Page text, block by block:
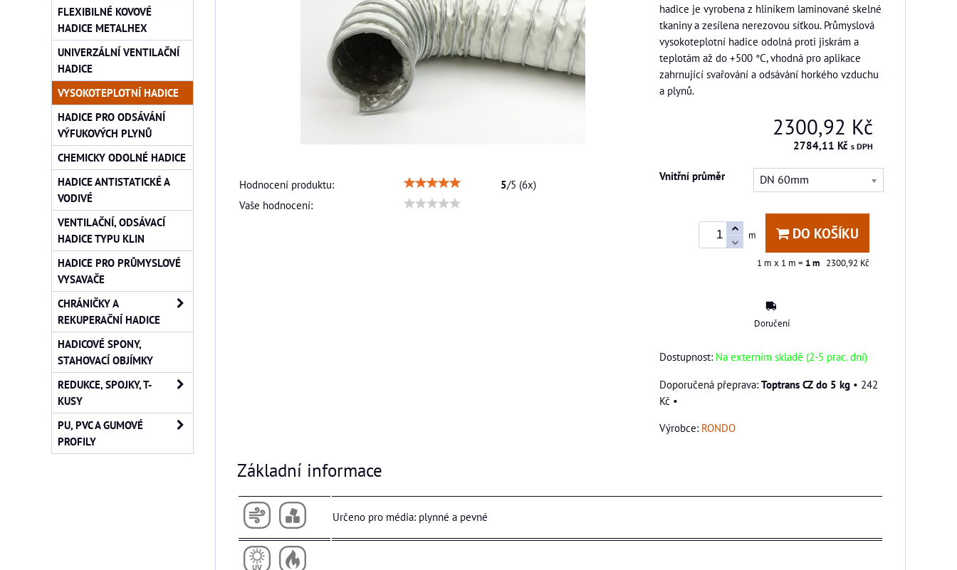
Hodnocení produktu: 5/5 (6x)
Vaše hodnocení:
hadice je vyrobena z hliníkem laminované skelné
tkaniny a zesílena nerezovou síťkou. Průmyslová
vysokoteplotní hadice odolná proti jiskrám a
teplotám až do +500 °C, vhodná pro aplikace
zahrnující svařování a odsávání horkého vzduchu
a plynů.
2300,92 Kč
2784,11 Kč s DPH
Vnitřní průměr DN 60mm
m DO KOŠÍKU
1 m x 1 m = 1m 2300,92 Kč
Doručení
Dostupnost: Na externím skladě (2-5 prac. dní)
Toptrans CZ do 5 kg • 242
Kč •
Výrobce: RONDO
Základní informace
Určeno pro média: plynné a pevné
FLEXIBILNÉ KOVOVÉ
HADICE METALHEX
UNIVERZÁLNÍ VENTILAČNÍ
HADICE
VYSOKOTEPLOTNÍ HADICE
HADICE PRO ODSÁVÁNÍ
VÝFUKOVÝCH PLYNŮ
CHEMICKY ODOLNÉ HADICE
HADICE ANTISTATICKÉ A
VODIVÉ
VENTILAČNÍ, ODSÁVACÍ
HADICE TYPU KLIN
HADICE PRO PRŮMYSLOVÉ
VYSAVAČE
CHRÁNIČKY A
REKUPERAČNÍ HADICE
HADICOVÉ SPONY,
STAHOVACÍ OBJÍMKY
REDUKCE, SPOJKY, T-
KUSY
PU, PVC A GUMOVÉ
PROFILY